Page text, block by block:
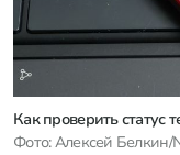
Как проверить статус
Фото: Алексей Белкин/